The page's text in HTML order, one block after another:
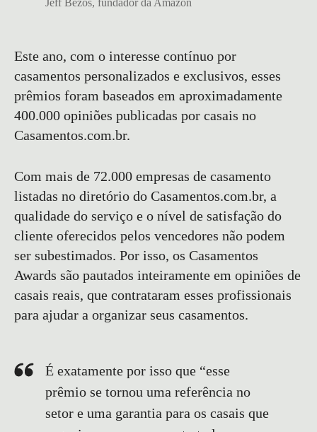
Este ano, com o interesse contínuo por
casamentos personalizados e exclusivos, esses
prêmios foram baseados em aproximadamente
400.000 opiniões publicadas por casais no
Casamentos.com.br.
Com mais de 72.000 empresas de casamento
listadas no diretório do Casamentos.com.br, a
qualidade do serviço e o nível de satisfação do
cliente oferecidos pelos vencedores não podem
ser subestimados. Por isso, os Casamentos
Awards são pautados inteiramente em opiniões de
casais reais, que contrataram esses profissionais
para ajudar a organizar seus casamentos.
É exatamente por isso que “esse
prêmio se tornou uma referência no
setor e uma garantia para os casais que